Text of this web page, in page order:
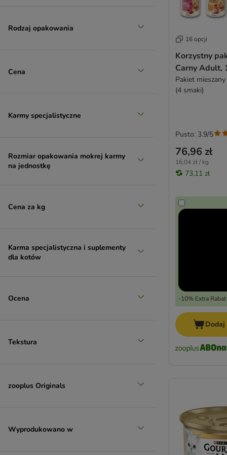
Terra Felis
Wellness Core
Whiskas
WOW Cat
ZiwiPeak
Karmy gastrointestinal
Karmy hipoalergiczne
Karmy sensitive
Karmy rybne
Rodzaj opakowania
Cena
Karmy specjalistyczne
Rozmiar opakowania mokrej karmy
na jednostkę
Cena za kg
Karma specjalistyczna i suplementy
dla kotów
Ocena
Tekstura
zooplus Originals
Wyprodukowano w
16 opcji
Korzystny
Carny Adult,
Pakiet
(4 smaki)
76,96 zł
16,04 zł / kg
73,11 zł
-10% Extra
Pusto: 3.9/5
Dodaj